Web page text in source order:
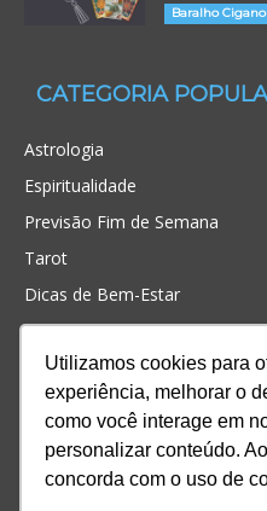
Utilizamos cookies para
experiência, melhorar o
como você interage em
personalizar conteúdo.
concorda com o uso de
Baralho Cigano
CATEGORIA
Astrologia
Espiritualidade
Previsão Fim de Semana
Tarot
Dicas de Bem-Estar
Cristianismo
Simpatias
Significado dos sonhos